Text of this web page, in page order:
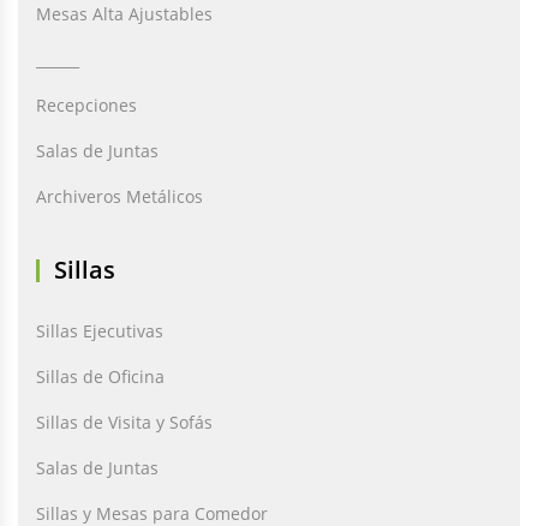
Mesas Alta Ajustables
Recepciones
Salas de Juntas
Archiveros Metálicos
Sillas
Sillas Ejecutivas
Sillas de Oficina
Sillas de Visita y Sofás
Salas de Juntas
Sillas y Mesas para Comedor